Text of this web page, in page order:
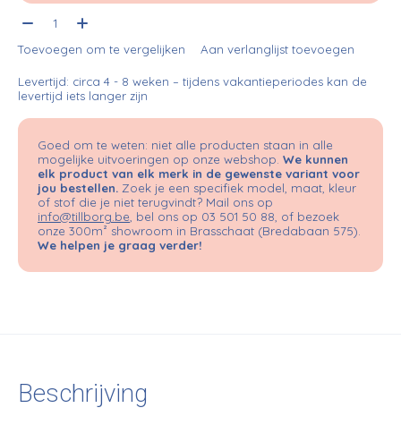
Aantal:
Toevoegen om te vergelijken Aan verlanglijst toevoegen
Levertijd: circa 4 - 8 weken – tijdens vakantieperiodes kan de
levertijd iets langer zijn
Goed om te weten: niet alle producten staan in alle
mogelijke uitvoeringen op onze webshop. We kunnen
elk product van elk merk in de gewenste variant voor
jou bestellen. Zoek je een specifiek model, maat, kleur
of stof die je niet terugvindt? Mail ons op
info@tillborg.be , bel ons op 03 501 50 88, of bezoek
onze 300m² showroom in Brasschaat (Bredabaan 575).
We helpen je graag verder!
Beschrijving